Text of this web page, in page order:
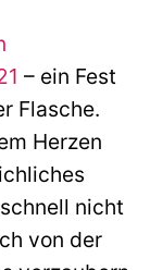
– ein Fest
Flasche.
Herzen
nicht
von der